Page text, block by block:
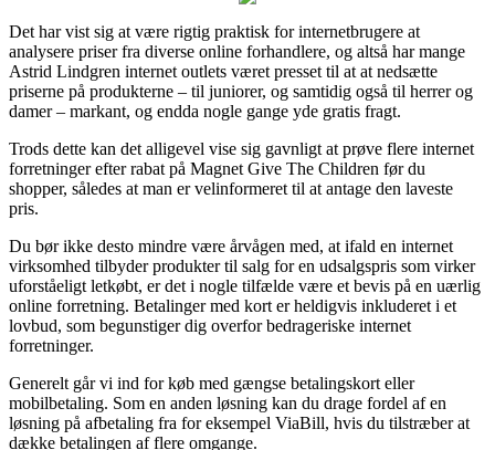
Det har vist sig at være rigtig praktisk for internetbrugere at
analysere priser fra diverse online forhandlere, og altså har mange
Astrid Lindgren internet outlets været presset til at at nedsætte
priserne på produkterne – til juniorer, og samtidig også til herrer og
damer – markant, og endda nogle gange yde gratis fragt.
Trods dette kan det alligevel vise sig gavnligt at prøve flere internet
forretninger efter rabat på Magnet Give The Children før du
shopper, således at man er velinformeret til at antage den laveste
pris.
Du bør ikke desto mindre være årvågen med, at ifald en internet
virksomhed tilbyder produkter til salg for en udsalgspris som virker
uforståeligt letkøbt, er det i nogle tilfælde være et bevis på en uærlig
online forretning. Betalinger med kort er heldigvis inkluderet i et
lovbud, som begunstiger dig overfor bedrageriske internet
forretninger.
Generelt går vi ind for køb med gængse betalingskort eller
mobilbetaling. Som en anden løsning kan du drage fordel af en
løsning på afbetaling fra for eksempel ViaBill, hvis du tilstræber at
dække betalingen af flere omgange.